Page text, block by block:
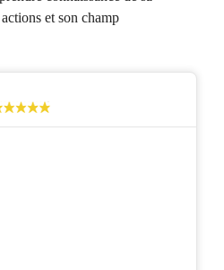
et son champ